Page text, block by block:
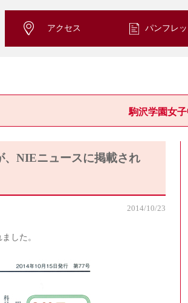
アクセス パンフレッ
駒沢学園女
、NIEニュースに掲載され
2014/10/23
した。